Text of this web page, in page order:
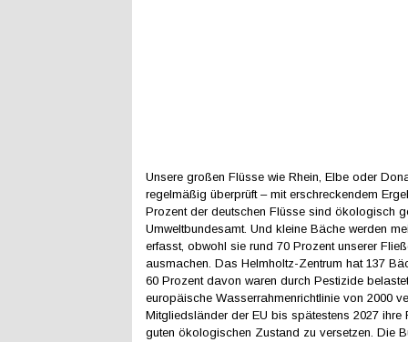
Unsere großen Flüsse wie Rhein, Elbe oder
regelmäßig überprüft – mit erschreckendem
Prozent der deutschen Flüsse sind ökologisch
Umweltbundesamt. Und kleine Bäche werden
erfasst, obwohl sie rund 70 Prozent unserer
ausmachen. Das Helmholtz-Zentrum hat 137
60 Prozent davon waren durch Pestizide
europäische Wasserrahmenrichtlinie von 2000
Mitgliedsländer der EU bis spätestens 2027 ihre
guten ökologischen Zustand zu versetzen. Die